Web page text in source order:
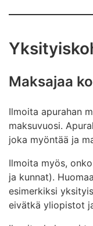
Maksajaa
Ilmoita apurahan
maksuvuosi.
joka myöntää ja
Ilmoita myös,
ja kunnat).
esimerkiksi
eivätkä yliopistot